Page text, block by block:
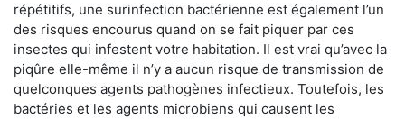
répétitifs, une surinfection bactérienne est également l’un
des risques encourus quand on se fait piquer par ces
insectes qui infestent votre habitation. Il est vrai qu’avec la
piqûre elle-même il n’y a aucun risque de transmission de
quelconques agents pathogènes infectieux. Toutefois, les
bactéries et les agents microbiens qui causent les